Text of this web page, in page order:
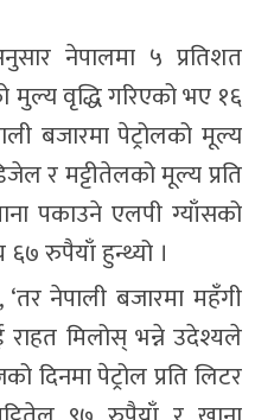
नेपालमा ५ प्रतिशत
वृद्धि गरिएको भए १६
बजारमा पेट्रोलको मूल्य
र मट्टीतेलको मूल्य प्रति
पकाउने एलपी ग्याँसको
रुपैयाँ हुन्थ्यो ।
नेपाली बजारमा महँगी
राहत मिलोस् भन्ने उदेश्यले
दिनमा पेट्रोल प्रति लिटर